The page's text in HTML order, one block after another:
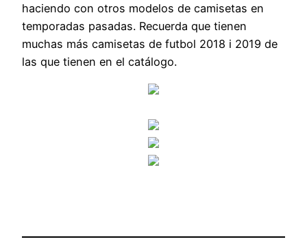
haciendo con otros modelos de camisetas en
temporadas pasadas. Recuerda que tienen
muchas más camisetas de futbol 2018 i 2019 de
las que tienen en el catálogo.